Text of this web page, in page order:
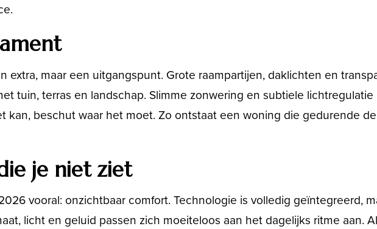
extra, maar een uitgangspunt. Grote raampartijen, daklichten en
tuin, terras en landschap. Slimme zonwering en subtiele
kan, beschut waar het moet. Zo ontstaat een woning die gedurende
je niet ziet
vooral: onzichtbaar comfort. Technologie is volledig geïntegreerd,
licht en geluid passen zich moeiteloos aan het dagelijks ritme aan.